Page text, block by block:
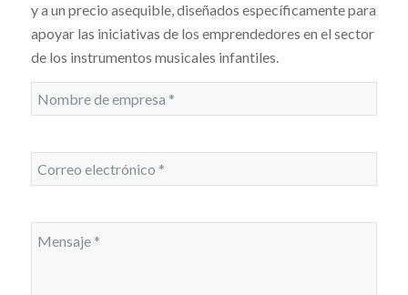
y a un precio asequible, diseñados específicamente para
apoyar las iniciativas de los emprendedores en el sector
de los instrumentos musicales infantiles.